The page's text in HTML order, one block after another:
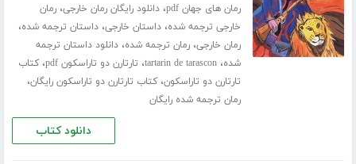
رمان های جهان pdf
،دانلود رایگان رمان خارجی،رمان
خارجی ترجمه شده،داستان خارجی،داستان ترجمه شده،
رمان خارجی،رمان ترجمه شده،دانلود داستان ترجمه
شده،tartarin de tarascon، تارتارن دو تاراسکون pdf ،کتاب
تارتارن دو تاراسکون،کتاب تارتارن دو تاراسکون رایگان،
رمان ترجمه شده رایگان
دانلود کتاب